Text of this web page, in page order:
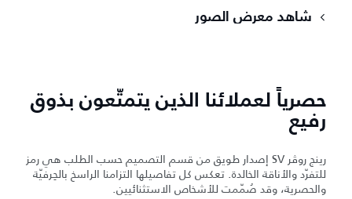
شاهد معرض الصور
حصرياً لعملائنا الذين يتمتّعون بذوق
رفيع
رينج روڤر SV إصدار طويق من قسم التصميم حسب الطلب هي رمز
للتفرّد والأناقة الخالدة. تعكس كل تفاصيلها التزامنا الراسخ بالحِرفيّة
والحصرية، وقد صُمّمت للأشخاص الاستثنائيين.